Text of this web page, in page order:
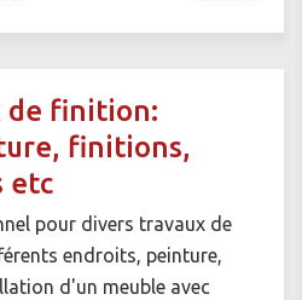
de finition:
finitions,
etc
pour divers travaux de
endroits, peinture,
d'un meuble avec